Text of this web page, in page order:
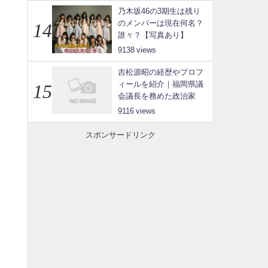
乃木坂46の3期生は残り
のメンバーは現在何名？
誰々？【写真あり】
9138
吉松源昭の経歴やプロフ
ィールを紹介｜福岡県議
会議長を務めた政治家
9116
スポンサードリンク